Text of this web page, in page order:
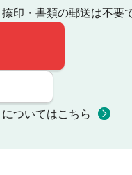
印・書類の郵送は不要
ついてはこちら